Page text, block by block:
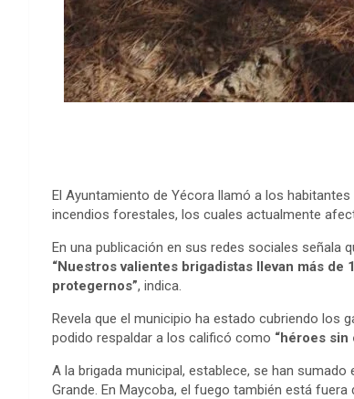
El Ayuntamiento de Yécora llamó a los
incendios forestales, los cuales actualmente
En una publicación en sus redes sociales señala
“Nuestros valientes brigadistas llevan más
protegernos”, indica.
Revela que el municipio ha estado cubriendo los
podido respaldar a los calificó como “héroes sin
A la brigada municipal, establece, se han
Grande. En Maycoba, el fuego también está fuera